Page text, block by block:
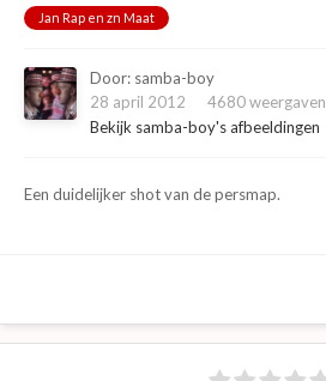
Jan Rap en zn Maat
Door: samba-boy
28 april 2012
4680 weergaven
Bekijk samba-boy's afbeeldingen
Een duidelijker shot van de persmap.